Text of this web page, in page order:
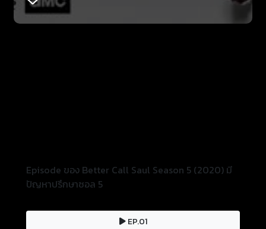
Episode ของ Better Call Saul Season 5 (2020) มี
ปัญหาปรึกษาซอล 5
EP.01